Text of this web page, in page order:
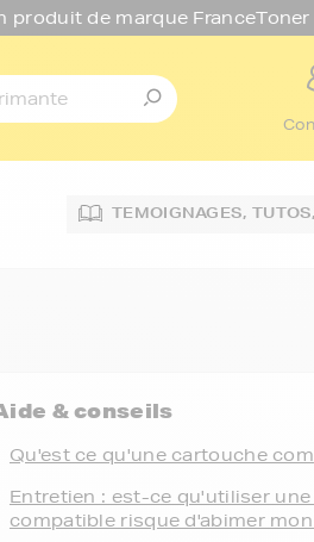
de marque FranceToner
TEMOIGNAGES,
& conseils
Qu'est ce qu'une cartouche
Entretien : est-ce qu'utiliser
compatible risque d'abimer